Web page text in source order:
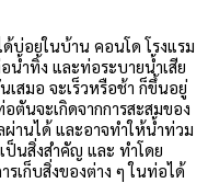
อยในบ้าน คอนโด โรงแรม
น้ำทิ้ง และท่อระบายน้ำเสีย
สมอ จะเร็วหรือช้า ก็ขึ้นอยู่
ตันจะเกิดจากการสะสมของ
ผ่านได้ และอาจทำให้น้ำท่วม
นสิ่งสำคัญ และ ทำโดย
เก็บสิ่งของต่าง ๆ ในท่อได้